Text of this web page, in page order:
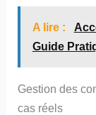
A lire :
Guide
Gestion des
cas réels